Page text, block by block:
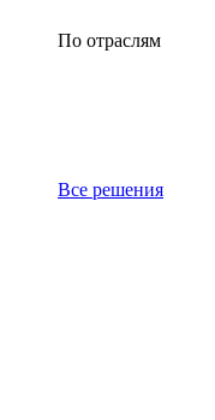
По отраслям
Все решения